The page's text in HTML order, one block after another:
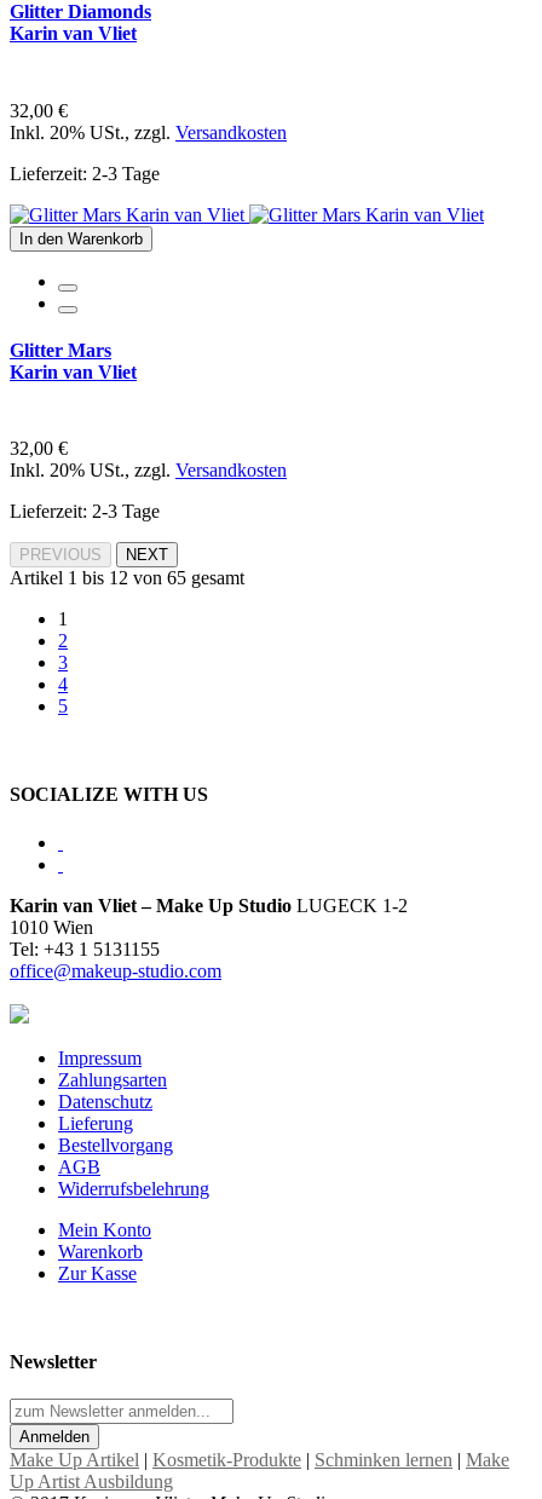
Glitter Diamonds
Karin van Vliet
32,00 €
Inkl. 20% USt., zzgl. Versandkosten
Lieferzeit: 2-3 Tage
In den Warenkorb
Glitter Mars
Karin van Vliet
32,00 €
Inkl. 20% USt., zzgl. Versandkosten
Lieferzeit: 2-3 Tage
PREVIOUS NEXT
Artikel 1 bis 12 von 65 gesamt
1
2
3
4
5
SOCIALIZE WITH US
Karin van Vliet – Make Up Studio LUGECK 1-2
1010 Wien
Tel: +43 1 5131155
office@makeup-studio.com
Impressum
Zahlungsarten
Datenschutz
Lieferung
Bestellvorgang
AGB
Widerrufsbelehrung
Mein Konto
Warenkorb
Zur Kasse
Newsletter
Anmelden
Make Up Artikel | Kosmetik-Produkte | Schminken lernen | Make
Up Artist Ausbildung